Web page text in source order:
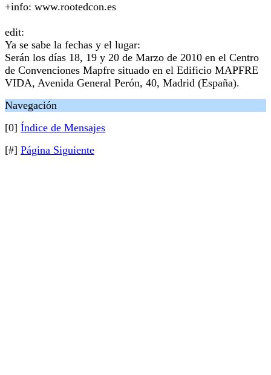
+info: www.rootedcon.es
edit:
Ya se sabe la fechas y el lugar:
Serán los días 18, 19 y 20 de Marzo de 2010 en el Centro
de Convenciones Mapfre situado en el Edificio MAPFRE
VIDA, Avenida General Perón, 40, Madrid (España).
Navegación
[0] Índice de Mensajes
[#] Página Siguiente